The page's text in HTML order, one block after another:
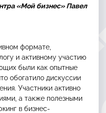
«Мой бизнес» Павел
формате,
и активному участию
были как опытные
обогатило дискуссии
Участники активно
а также полезными
в бизнес-